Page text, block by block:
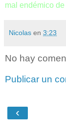
mal endémico
Nicolas en 3:23
No hay
Publicar un
‹